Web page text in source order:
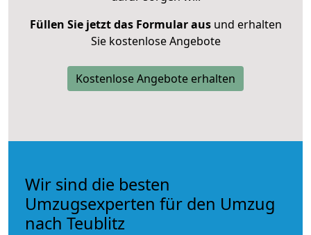
Füllen Sie jetzt das Formular ausund erhalten
Sie kostenlose Angebote
Kostenlose Angebote erhalten
Wir sind die besten
Umzugsexperten für den Umzug
nach Teublitz